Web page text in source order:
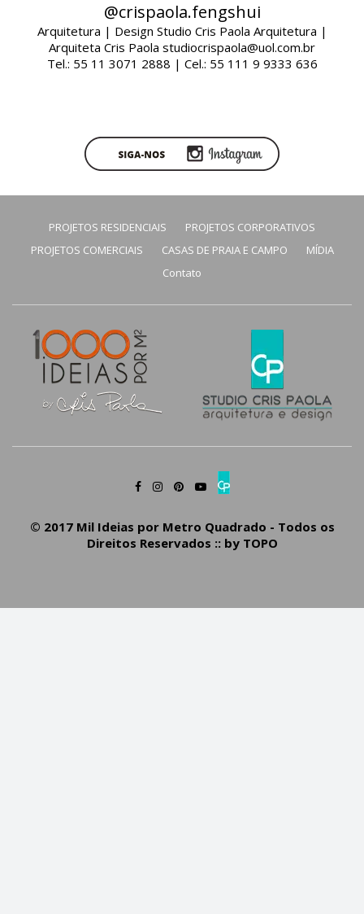
@crispaola.fengshui
Arquitetura | Design Studio Cris Paola Arquitetura |
Arquiteta Cris Paola studiocrispaola@uol.com.br
Tel.: 55 11 3071 2888 | Cel.: 55 111 9 9333 636
PROJETOS RESIDENCIAIS
PROJETOS CORPORATIVOS
PROJETOS COMERCIAIS
CASAS DE PRAIA E CAMPO
MÍDIA
Contato
© 2017 Mil Ideias por Metro Quadrado - Todos os
Direitos Reservados :: by TOPO